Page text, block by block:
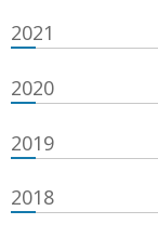
2021
2020
2019
2018